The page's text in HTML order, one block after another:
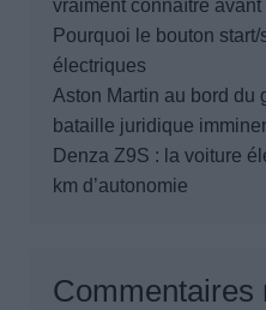
vraiment connaître avant
Pourquoi le bouton
électriques
Aston Martin au bord du
bataille juridique
Denza Z9S : la voiture
km d’autonomie
Commentaires